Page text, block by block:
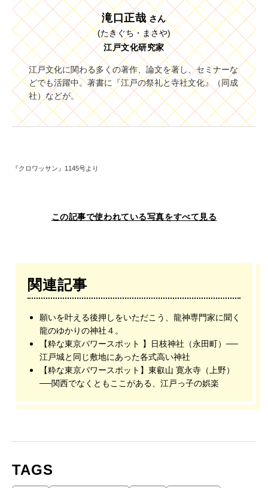
滝口正哉 さん
(たきぐち・まさや)
江戸文化研究家
江戸文化に関わる多くの著作、論文を著し、セミナーな
どでも活躍中。著書に『江戸の祭礼と寺社文化』（同成
社）などが。
『クロワッサン』1145号より
この記事で使われている写真をすべて見る
関連記事
願いを叶える後押しをいただこう、龍神専門家に聞く
龍のゆかりの神社４。
【粋な東京パワースポット 】日枝神社（永田町）──
江戸城と同じ敷地にあった各式高い神社
【粋な東京パワースポット】東叡山 寛永寺（上野）
──関西でなくともここがある、江戸っ子の娯楽
TAGS